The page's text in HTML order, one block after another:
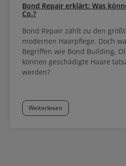
Bond Repair erklärt: Was
Co.?
Bond Repair zählt zu den
modernen Haarpflege. Doch
Begriffen wie Bond Building,
können geschädigte Haare
werden?
Weiterlesen